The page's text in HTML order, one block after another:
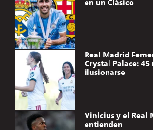
en un Clásico
Real Madrid
Crystal Palace:
ilusionarse
Vinicius y el Real
entienden